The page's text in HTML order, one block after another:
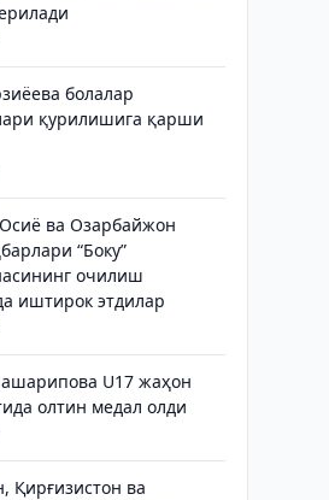
болалар
қурилишига қарши
ва Озарбайжон
“Боку”
очилиш
иштирок этдилар
U17 жаҳон
олтин медал олди
Қирғизистон ва